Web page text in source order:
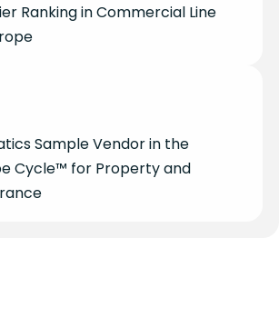
Ranking in Commercial Line
Sample Vendor in the
Cycle™ for Property and